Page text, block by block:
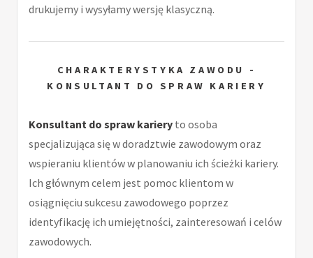
drukujemy i wysyłamy wersję klasyczną.
CHARAKTERYSTYKA ZAWODU -
KONSULTANT DO SPRAW KARIERY
Konsultant do spraw kariery to osoba
specjalizująca się w doradztwie zawodowym oraz
wspieraniu klientów w planowaniu ich ścieżki kariery.
Ich głównym celem jest pomoc klientom w
osiągnięciu sukcesu zawodowego poprzez
identyfikację ich umiejętności, zainteresowań i celów
zawodowych.